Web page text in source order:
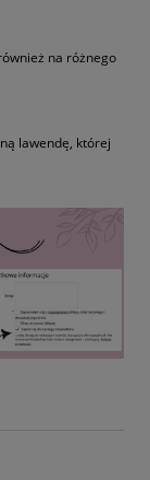
na różnego
lawendę, której